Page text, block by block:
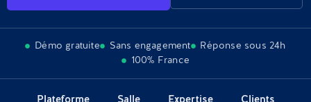
Démo gratuite Sans engagement
Réponse sous 24h
100% France
Plateforme Salle Expertise Clients